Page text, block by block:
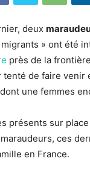
deux
migrants » ont été
près de la frontière
tenté de faire venir
une femmes
présents sur
ces
en France.